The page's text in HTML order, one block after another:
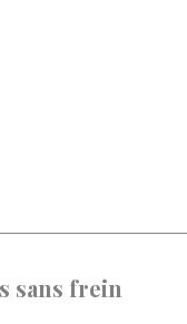
sans frein